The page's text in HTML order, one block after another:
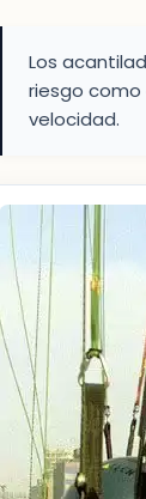
Los
riesgo como
velocidad.